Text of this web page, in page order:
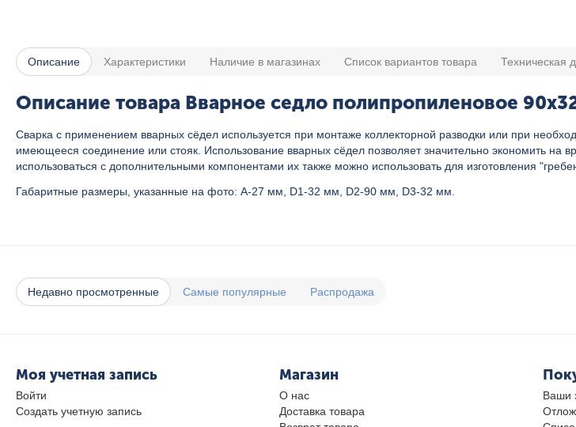
Описание Характеристики Наличие в магазинах Список вариантов товара Техническая
Описание товара Вварное седло полипропиленовое 90x32
Сварка с применением вварных сёдел используется при монтаже коллекторной разводки или при
имеющееся соединение или стояк. Использование вварных сёдел позволяет значительно экономить
использоваться с дополнительными компонентами их также можно использовать для изготовления
Габаритные размеры, указанные на фото: A-27 мм, D1-32 мм, D2-90 мм, D3-32 мм.
Недавно просмотренные Самые популярные Распродажа
Моя учетная запись
Войти
Создать учетную запись
Магазин
О нас
Доставка товара
Ваши